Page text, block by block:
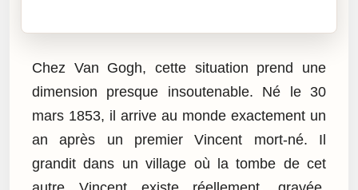
Chez Van Gogh, cette situation prend une
dimension presque insoutenable. Né le 30
mars 1853, il arrive au monde exactement un
an après un premier Vincent mort-né. Il
grandit dans un village où la tombe de cet